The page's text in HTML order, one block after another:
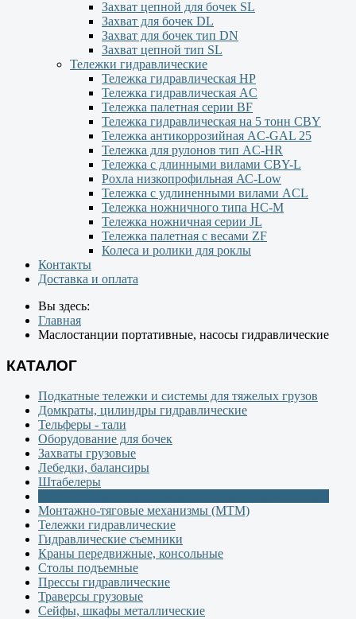
Захват цепной для бочек SL
Захват для бочек DL
Захват для бочек тип DN
Захват цепной тип SL
Тележки гидравлические
Тележка гидравлическая НР
Тележка гидравлическая AC
Тележка палетная серии ВF
Тележка гидравлическая на 5 тонн CBY
Тележка антикоррозийная AC-GAL 25
Тележка для рулонов тип AC-HR
Тележка с длинными вилами CBY-L
Рохла низкопрофильная АС-Low
Тележка с удлиненными вилами АCL
Тележка ножничного типа HC-M
Тележка ножничная серии JL
Тележка палетная с весами ZF
Колеса и ролики для роклы
Контакты
Доставка и оплата
Вы здесь:
Главная
Маслостанции портативные, насосы гидравлические
КАТАЛОГ
Подкатные тележки и системы для тяжелых грузов
Домкраты, цилиндры гидравлические
Тельферы - тали
Оборудование для бочек
Захваты грузовые
Лебедки, балансиры
Штабелеры
Монтажно-тяговые механизмы (МТМ)
Тележки гидравлические
Гидравлические съемники
Краны передвижные, консольные
Столы подъемные
Прессы гидравлические
Траверсы грузовые
Сейфы, шкафы металлические